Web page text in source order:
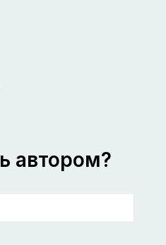
автором?